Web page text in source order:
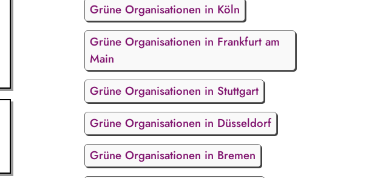
Grüne Organisationen in Köln
Grüne Organisationen in Frankfurt am
Main
Grüne Organisationen in Stuttgart
Grüne Organisationen in Düsseldorf
Grüne Organisationen in Bremen